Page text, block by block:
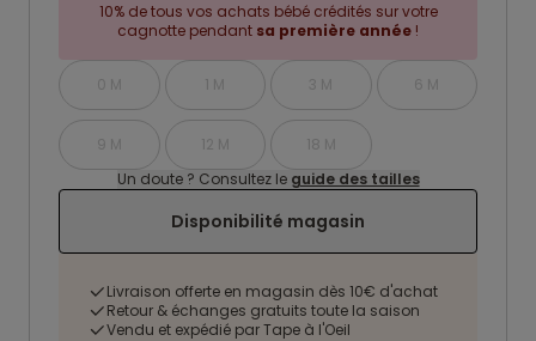
10% de tous vos achats bébé crédités sur votre
cagnotte pendant sa première année !
0 M 1 M 3 M 6 M
9 M 12 M
18 M
Un doute ? Consultez le guide des tailles
Disponibilité magasin
Livraison offerte en magasin dès 10€ d'achat
Retour & échanges gratuits toute la saison
Vendu et expédié par Tape à l'Oeil